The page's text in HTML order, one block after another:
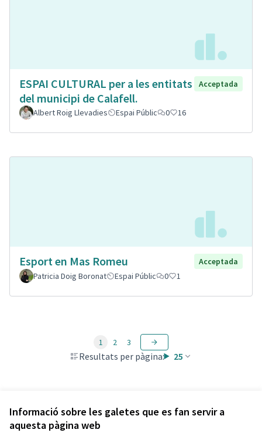
Informació sobre les galetes que es fan servir a
aquesta pàgina web
ESPAI CULTURAL per a les entitats
del municipi de Calafell.
Acceptada
Albert Roig Llevadies Espai Públic 0 16
Esport en Mas Romeu
Acceptada
Patricia Doig Boronat
Espai Públic 0 1
Resultats per pàgina: 25
1 2 3
Veure totes les propostes retirades